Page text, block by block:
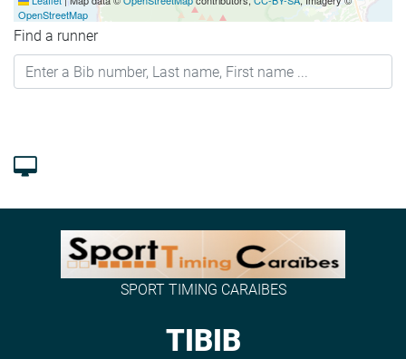
OpenStreetMap
Find a runner
SPORT TIMING CARAIBES
TIBIB